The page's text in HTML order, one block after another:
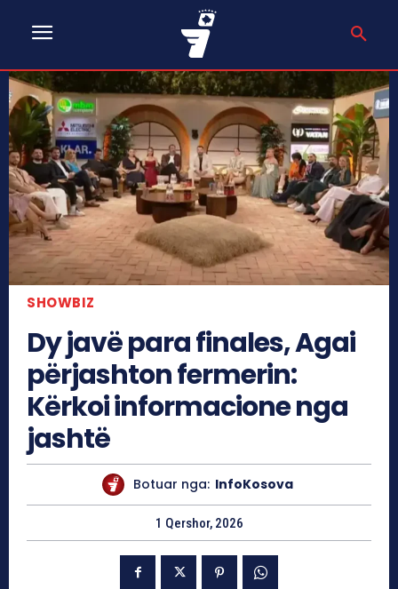
SHOWBIZ
Dy javë para finales, Agai
përjashton fermerin:
Kërkoi informacione nga
jashtë
Botuar nga: InfoKosova
1 Qershor, 2026